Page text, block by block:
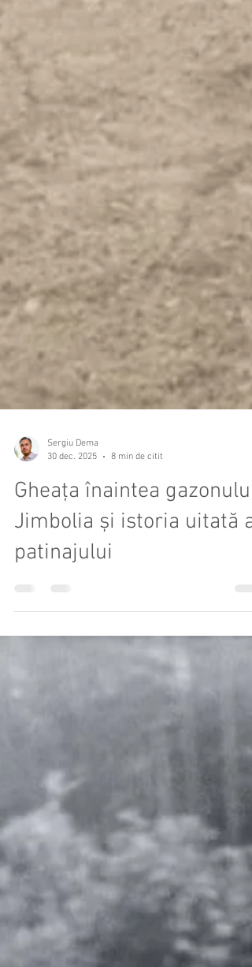
30 dec. 2025
8 min de citit
Gheața înaintea gazonului:
Jimbolia și istoria uitată a